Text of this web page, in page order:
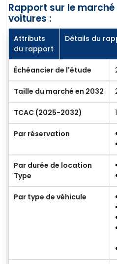
Rapport sur le
voitures :
Attributs
du rapport
Détails du
Échéancier de l'étude
Taille du marché en 2032
TCAC (2025-2032)
Par réservation
Par durée de location
Type
Par type de véhicule